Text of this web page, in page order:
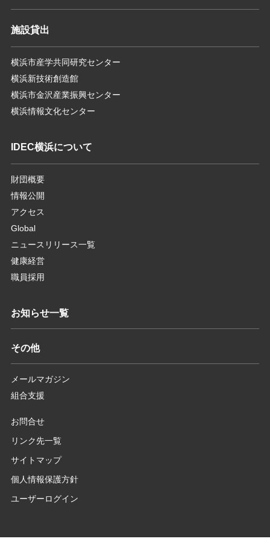
施設貸出
横浜市産学共同研究センター
横浜新技術創造館
横浜市金沢産業振興センター
横浜情報文化センター
IDEC横浜について
財団概要
情報公開
アクセス
Global
ニュースリリース一覧
健康経営
職員採用
お知らせ一覧
その他
メールマガジン
組合支援
お問合せ
リンク先一覧
サイトマップ
個人情報保護方針
ユーザーログイン